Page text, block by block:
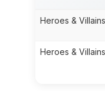
Heroes & Villains
Heroes & Villains